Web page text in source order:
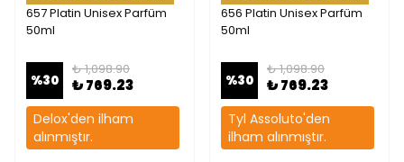
657 Platin Unisex Parfüm
50ml
%30
₺ 1,098.90
₺ 769.23
Delox'den ilham
alınmıştır.
656 Platin Unisex Parfüm
50ml
%30
₺ 1,098.90
₺ 769.23
Tyl Assoluto'den
ilham alınmıştır.